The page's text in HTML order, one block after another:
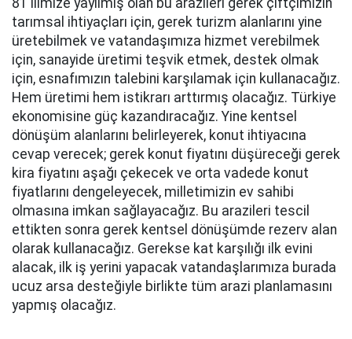
81 ilimize yayılmış olan bu arazileri gerek çiftçimizin
tarımsal ihtiyaçları için, gerek turizm alanlarını yine
üretebilmek ve vatandaşımıza hizmet verebilmek
için, sanayide üretimi teşvik etmek, destek olmak
için, esnafımızın talebini karşılamak için kullanacağız.
Hem üretimi hem istikrarı arttırmış olacağız. Türkiye
ekonomisine güç kazandıracağız. Yine kentsel
dönüşüm alanlarını belirleyerek, konut ihtiyacına
cevap verecek; gerek konut fiyatını düşüreceği gerek
kira fiyatını aşağı çekecek ve orta vadede konut
fiyatlarını dengeleyecek, milletimizin ev sahibi
olmasına imkan sağlayacağız. Bu arazileri tescil
ettikten sonra gerek kentsel dönüşümde rezerv alan
olarak kullanacağız. Gerekse kat karşılığı ilk evini
alacak, ilk iş yerini yapacak vatandaşlarımıza burada
ucuz arsa desteğiyle birlikte tüm arazi planlamasını
yapmış olacağız.